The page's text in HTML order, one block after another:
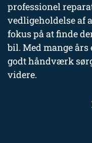
professionel
vedligeholdelse af
fokus på at finde
bil. Med mange
godt håndværk
videre.